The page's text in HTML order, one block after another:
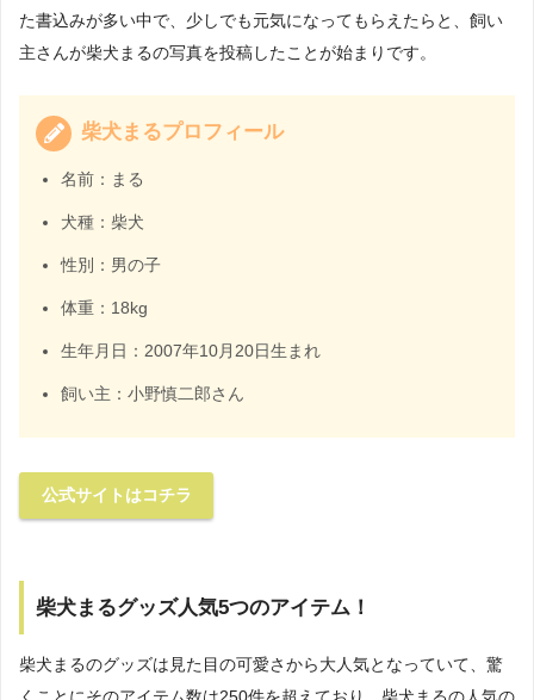
た書込みが多い中で、少しでも元気になってもらえたらと、飼い
主さんが柴犬まるの写真を投稿したことが始まりです。
柴犬まるプロフィール
名前：まる
犬種：柴犬
性別：男の子
体重：18kg
生年月日：2007年10月20日生まれ
飼い主：小野慎二郎さん
公式サイトはコチラ
柴犬まるグッズ人気5つのアイテム！
柴犬まるのグッズは見た目の可愛さから大人気となっていて、驚